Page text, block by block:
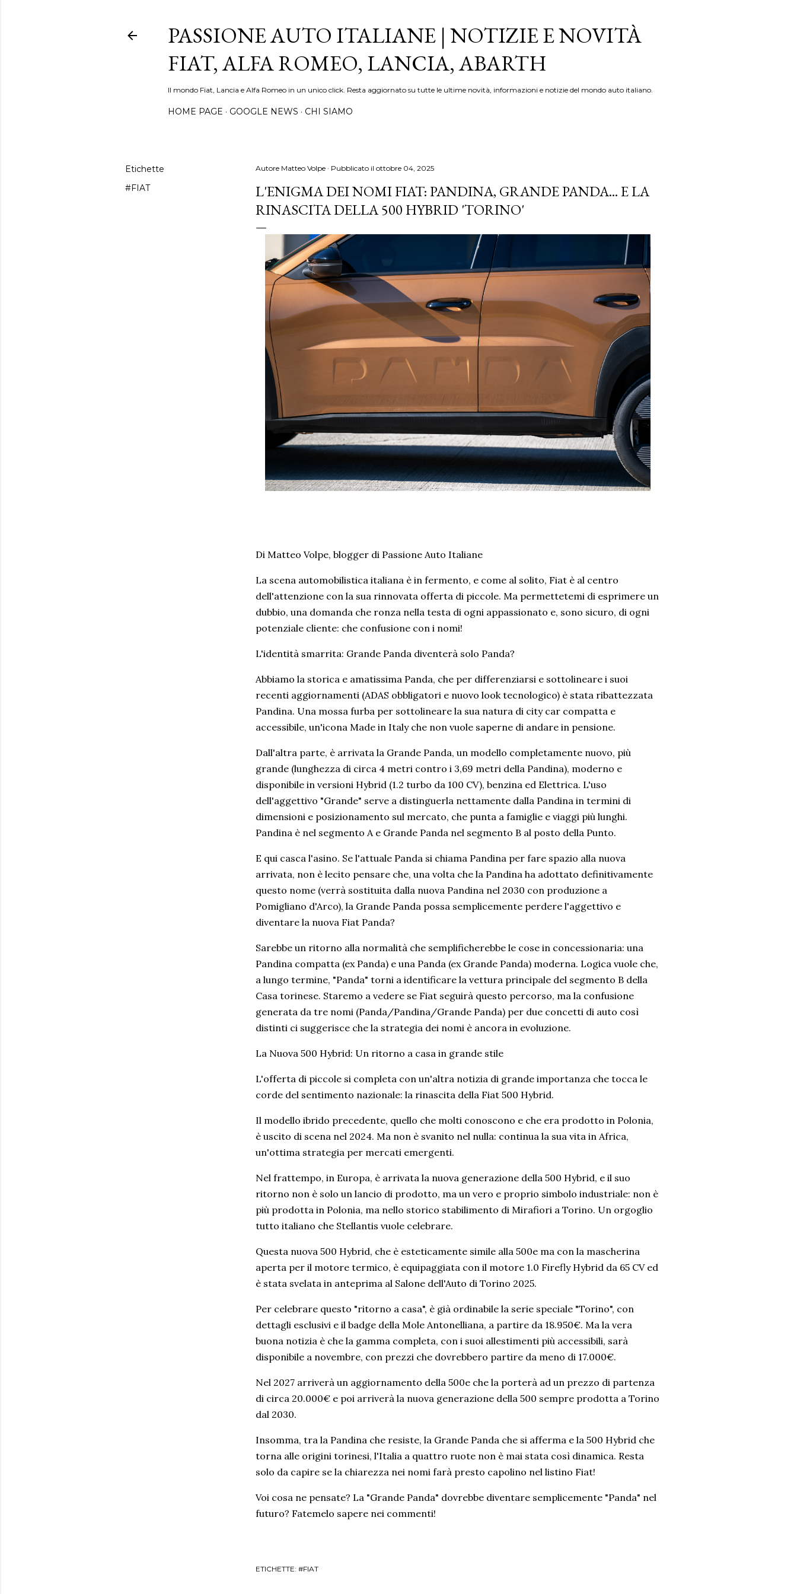
PASSIONE AUTO ITALIANE | NOTIZIE E NOVITÀ
FIAT, ALFA ROMEO, LANCIA, ABARTH
Il mondo Fiat, Lancia e Alfa Romeo in un unico click. Resta aggiornato su tutte le ultime novità, informazioni e notizie del mondo auto italiano.
HOME PAGE GOOGLE NEWS CHI SIAMO
Etichette
#FIAT
Autore Matteo Volpe Pubblicato il ottobre 04, 2025
L'ENIGMA DEI NOMI FIAT: PANDINA, GRANDE PANDA... E LA
RINASCITA DELLA 500 HYBRID 'TORINO'
Di Matteo Volpe, blogger di Passione Auto Italiane
La scena automobilistica italiana è in fermento, e come al solito, Fiat è al centro
dell'attenzione con la sua rinnovata offerta di piccole. Ma permettetemi di esprimere un
dubbio, una domanda che ronza nella testa di ogni appassionato e, sono sicuro, di ogni
potenziale cliente: che confusione con i nomi!
L'identità smarrita: Grande Panda diventerà solo Panda?
Abbiamo la storica e amatissima Panda, che per differenziarsi e sottolineare i suoi
recenti aggiornamenti (ADAS obbligatori e nuovo look tecnologico) è stata ribattezzata
Pandina. Una mossa furba per sottolineare la sua natura di city car compatta e
accessibile, un'icona Made in Italy che non vuole saperne di andare in pensione.
Dall'altra parte, è arrivata la Grande Panda, un modello completamente nuovo, più
grande (lunghezza di circa 4 metri contro i 3,69 metri della Pandina), moderno e
disponibile in versioni Hybrid (1.2 turbo da 100 CV), benzina ed Elettrica. L'uso
dell'aggettivo "Grande" serve a distinguerla nettamente dalla Pandina in termini di
dimensioni e posizionamento sul mercato, che punta a famiglie e viaggi più lunghi.
Pandina è nel segmento A e Grande Panda nel segmento B al posto della Punto.
E qui casca l'asino. Se l'attuale Panda si chiama Pandina per fare spazio alla nuova
arrivata, non è lecito pensare che, una volta che la Pandina ha adottato definitivamente
questo nome (verrà sostituita dalla nuova Pandina nel 2030 con produzione a
Pomigliano d'Arco), la Grande Panda possa semplicemente perdere l'aggettivo e
diventare la nuova Fiat Panda?
Sarebbe un ritorno alla normalità che semplificherebbe le cose in concessionaria: una
Pandina compatta (ex Panda) e una Panda (ex Grande Panda) moderna. Logica vuole che,
a lungo termine, "Panda" torni a identificare la vettura principale del segmento B della
Casa torinese. Staremo a vedere se Fiat seguirà questo percorso, ma la confusione
generata da tre nomi (Panda/Pandina/Grande Panda) per due concetti di auto così
distinti ci suggerisce che la strategia dei nomi è ancora in evoluzione.
La Nuova 500 Hybrid: Un ritorno a casa in grande stile
L'offerta di piccole si completa con un'altra notizia di grande importanza che tocca le
corde del sentimento nazionale: la rinascita della Fiat 500 Hybrid.
Il modello ibrido precedente, quello che molti conoscono e che era prodotto in Polonia,
è uscito di scena nel 2024. Ma non è svanito nel nulla: continua la sua vita in Africa,
un'ottima strategia per mercati emergenti.
Nel frattempo, in Europa, è arrivata la nuova generazione della 500 Hybrid, e il suo
ritorno non è solo un lancio di prodotto, ma un vero e proprio simbolo industriale: non è
più prodotta in Polonia, ma nello storico stabilimento di Mirafiori a Torino. Un orgoglio
tutto italiano che Stellantis vuole celebrare.
Questa nuova 500 Hybrid, che è esteticamente simile alla 500e ma con la mascherina
aperta per il motore termico, è equipaggiata con il motore 1.0 Firefly Hybrid da 65 CV ed
è stata svelata in anteprima al Salone dell'Auto di Torino 2025.
Per celebrare questo "ritorno a casa", è già ordinabile la serie speciale "Torino", con
dettagli esclusivi e il badge della Mole Antonelliana, a partire da 18.950€. Ma la vera
buona notizia è che la gamma completa, con i suoi allestimenti più accessibili, sarà
disponibile a novembre, con prezzi che dovrebbero partire da meno di 17.000€.
Nel 2027 arriverà un aggiornamento della 500e che la porterà ad un prezzo di partenza
di circa 20.000€ e poi arriverà la nuova generazione della 500 sempre prodotta a Torino
dal 2030.
Insomma, tra la Pandina che resiste, la Grande Panda che si afferma e la 500 Hybrid che
torna alle origini torinesi, l'Italia a quattro ruote non è mai stata così dinamica. Resta
solo da capire se la chiarezza nei nomi farà presto capolino nel listino Fiat!
Voi cosa ne pensate? La "Grande Panda" dovrebbe diventare semplicemente "Panda" nel
futuro? Fatemelo sapere nei commenti!
ETICHETTE: #FIAT